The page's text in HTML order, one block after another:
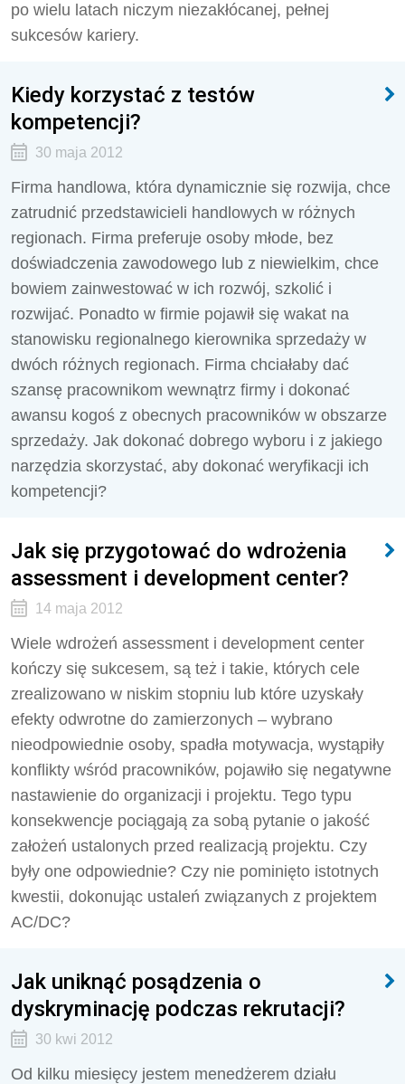
po wielu latach niczym niezakłócanej, pełnej
sukcesów kariery.
Kiedy korzystać z testów
kompetencji?
30 maja 2012
Firma handlowa, która dynamicznie się rozwija, chce
zatrudnić przedstawicieli handlowych w różnych
regionach. Firma preferuje osoby młode, bez
doświadczenia zawodowego lub z niewielkim, chce
bowiem zainwestować w ich rozwój, szkolić i
rozwijać. Ponadto w firmie pojawił się wakat na
stanowisku regionalnego kierownika sprzedaży w
dwóch różnych regionach. Firma chciałaby dać
szansę pracownikom wewnątrz firmy i dokonać
awansu kogoś z obecnych pracowników w obszarze
sprzedaży. Jak dokonać dobrego wyboru i z jakiego
narzędzia skorzystać, aby dokonać weryfikacji ich
kompetencji?
Jak się przygotować do wdrożenia
assessment i development center?
14 maja 2012
Wiele wdrożeń assessment i development center
kończy się sukcesem, są też i takie, których cele
zrealizowano w niskim stopniu lub które uzyskały
efekty odwrotne do zamierzonych – wybrano
nieodpowiednie osoby, spadła motywacja, wystąpiły
konflikty wśród pracowników, pojawiło się negatywne
nastawienie do organizacji i projektu. Tego typu
konsekwencje pociągają za sobą pytanie o jakość
założeń ustalonych przed realizacją projektu. Czy
były one odpowiednie? Czy nie pominięto istotnych
kwestii, dokonując ustaleń związanych z projektem
AC/DC?
Jak uniknąć posądzenia o
dyskryminację podczas rekrutacji?
30 kwi 2012
Od kilku miesięcy jestem menedżerem działu